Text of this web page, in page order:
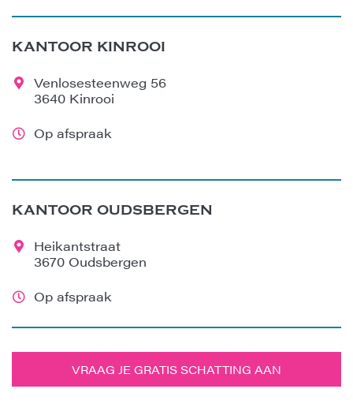
KANTOOR KINROOI
Venlosesteenweg 56
3640 Kinrooi
Op afspraak
KANTOOR OUDSBERGEN
Heikantstraat
3670 Oudsbergen
Op afspraak
VRAAG JE GRATIS SCHATTING AAN